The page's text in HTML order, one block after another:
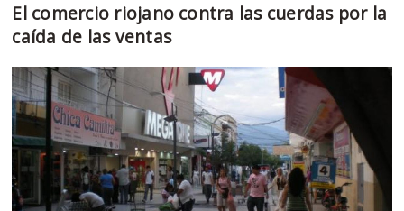
El comercio riojano contra las cuerdas por la
caída de las ventas